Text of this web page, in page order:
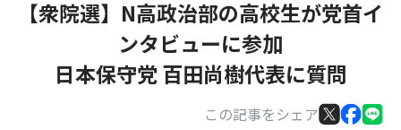
この記事をシェア
【衆院選】N高政治部の高校生が党首イ
ンタビューに参加
日本保守党 百田尚樹代表に質問